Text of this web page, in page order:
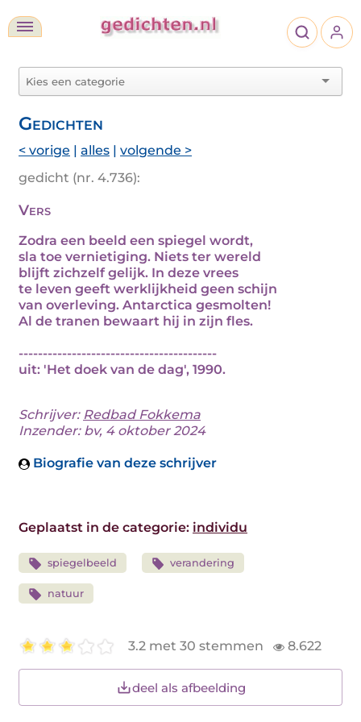
Gedichten
< vorige | alles | volgende >
gedicht (nr. 4.736):
Vers
Zodra een beeld een spiegel wordt,
sla toe vernietiging. Niets ter wereld
blijft zichzelf gelijk. In deze vrees
te leven geeft werklijkheid geen schijn
van overleving. Antarctica gesmolten!
Al de tranen bewaart hij in zijn fles.
-----------------------------------------
uit: 'Het doek van de dag', 1990.
Schrijver: Redbad Fokkema
Inzender: bv, 4 oktober 2024
Biografie van deze schrijver
Geplaatst in de categorie: individu
spiegelbeeld verandering
natuur
3.2 met 30 stemmen 8.622
deel als afbeelding